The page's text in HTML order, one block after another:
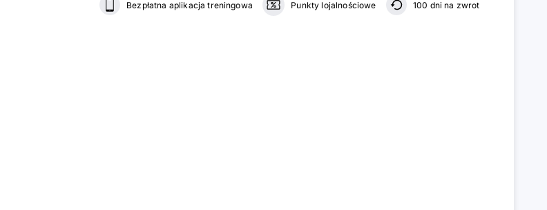
Bezpłatna aplikacja treningowa Punkty lojalnościowe 100 dni na zwrot